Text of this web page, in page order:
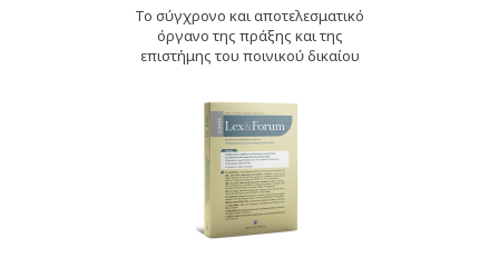
Το σύγχρονο και αποτελεσματικό
όργανο της πράξης και της
επιστήμης του ποινικού δικαίου